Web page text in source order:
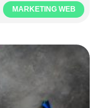
MARKETING WEB